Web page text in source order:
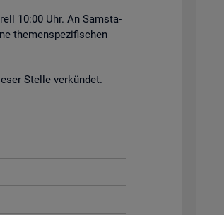
10:00 Uhr. An Sams­ta­
the­men­spe­zi­fi­schen
Stel­le ver­kün­det.